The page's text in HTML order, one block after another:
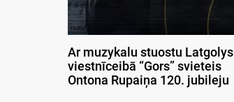
Ar muzykalu stuostu Latgolys
viestnīceibā “Gors” svieteis
Ontona Rupaiņa 120. jubileju